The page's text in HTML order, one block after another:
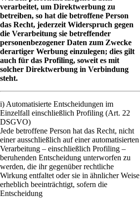
verarbeitet, um Direktwerbung zu
betreiben, so hat die betroffene Person
das Recht, jederzeit Widerspruch gegen
die Verarbeitung sie betreffender
personenbezogener Daten zum Zwecke
derartiger Werbung einzulegen; dies gilt
auch für das Profiling, soweit es mit
solcher Direktwerbung in Verbindung
steht.
i) Automatisierte Entscheidungen im
Einzelfall einschließlich Profiling (Art. 22
DSGVO)
Jede betroffene Person hat das Recht, nicht
einer ausschließlich auf einer automatisierten
Verarbeitung – einschließlich Profiling –
beruhenden Entscheidung unterworfen zu
werden, die ihr gegenüber rechtliche
Wirkung entfaltet oder sie in ähnlicher Weise
erheblich beeinträchtigt, sofern die
Entscheidung